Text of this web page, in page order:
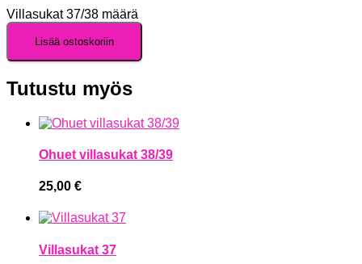
Villasukat 37/38 määrä
Lisää ostoskoriin
Tutustu myös
Ohuet villasukat 38/39
25,00 €
Villasukat 37